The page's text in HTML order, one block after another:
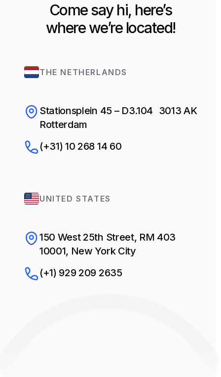
Come say hi, here’s
where we’re located!
THE NETHERLANDS
Stationsplein 45 – D3.104 3013 AK
Rotterdam
(+31) 10 268 14 60
UNITED STATES
150 West 25th Street, RM 403
10001, New York City
(+1) 929 209 2635